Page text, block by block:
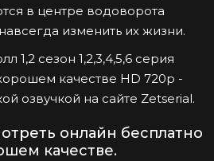
в центре водоворота
изменить их жизни.
1,2 сезон 1,2,3,4,5,6 серия
качестве HD 720p -
озвучкой на сайте Zetserial.
онлайн бесплатно
качестве.